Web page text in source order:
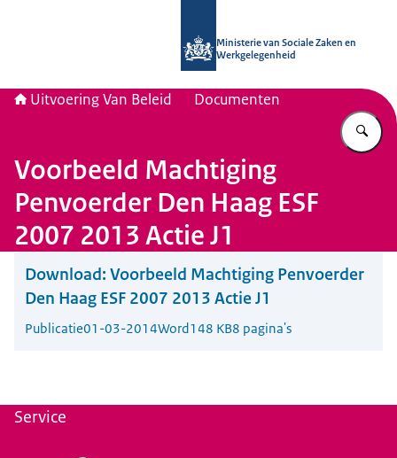
Ministerie van Sociale Zaken en
Werkgelegenheid
Uitvoering Van Beleid Documenten
Voorbeeld Machtiging
Penvoerder Den Haag ESF
2007 2013 Actie J1
Download: Voorbeeld Machtiging Penvoerder
Den Haag ESF 2007 2013 Actie J1
Publicatie01-03-2014Word148 KB8 pagina's
Service